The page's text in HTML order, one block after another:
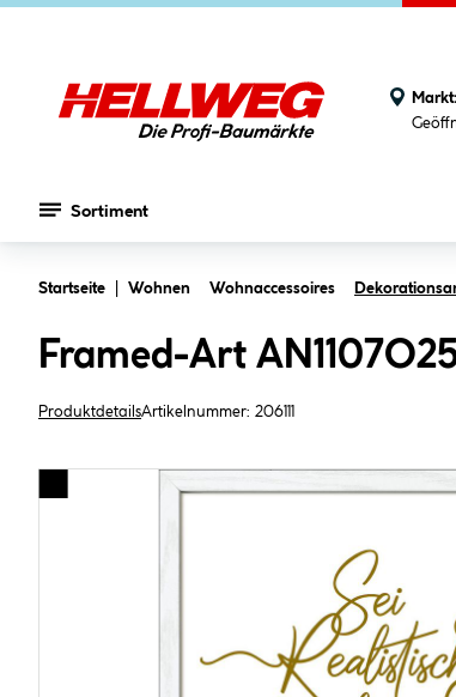
Markt:
Sortiment
Startseite Wohnen Wohnaccessoires
Framed-Art
ProduktdetailsArtikelnummer: 206111